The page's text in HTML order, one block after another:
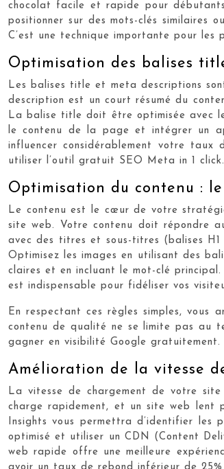
chocolat facile et rapide pour
positionner sur des mots-clés similaires
C’est une technique importante pour
Optimisation des balises
Les balises title et meta descriptions
description est un court résumé du
La balise title doit être optimisée avec
le contenu de la page et intégrer un
influencer considérablement votre taux
utiliser l’outil gratuit SEO Meta in 1 click.
Optimisation du contenu :
Le contenu est le cœur de votre
site web. Votre contenu doit répondre
avec des titres et sous-titres (balises
Optimisez les images en utilisant des
claires et en incluant le mot-clé
est indispensable pour fidéliser vos
En respectant ces règles simples, vous
contenu de qualité ne se limite pas au
gagner en visibilité Google gratuitement.
Amélioration de la vitesse
La vitesse de chargement de votre
charge rapidement, et un site web lent
Insights vous permettra d’identifier les
optimisé et utiliser un CDN (Content
web rapide offre une meilleure